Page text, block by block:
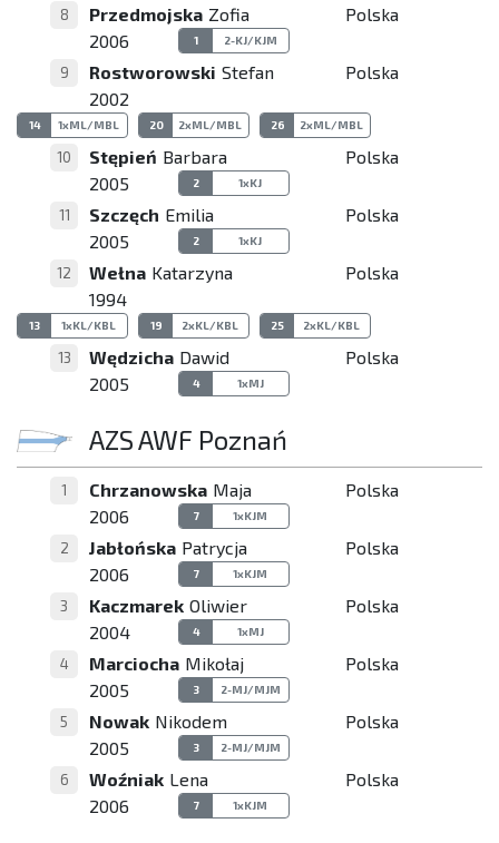
8 Przedmojska Zofia
Polska
2006
1 2-KJ/KJM
9 Rostworowski Stefan
Polska
2002
14 1xML/MBL 20 2xML/MBL 26 2xML/MBL
10 Stępień Barbara
Polska
2005
2 1xKJ
11 Szczęch Emilia
Polska
2005
2 1xKJ
12 Wełna Katarzyna
Polska
1994
13 1xKL/KBL 19 2xKL/KBL 25 2xKL/KBL
13 Wędzicha Dawid
Polska
2005
4 1xMJ
AZS AWF Poznań
1 Chrzanowska Maja
Polska
2006
7 1xKJM
2 Jabłońska Patrycja
Polska
2006
7 1xKJM
3 Kaczmarek Oliwier
Polska
2004
4 1xMJ
4 Marciocha Mikołaj
Polska
2005
3 2-MJ/MJM
5 Nowak Nikodem
Polska
2005
3 2-MJ/MJM
6 Woźniak Lena
Polska
2006
7 1xKJM